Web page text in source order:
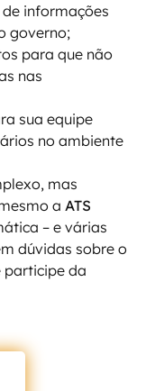
informações
governo;
para que não
nas
sua equipe
no ambiente
mas
a ATS
– e várias
dúvidas sobre o
participe da